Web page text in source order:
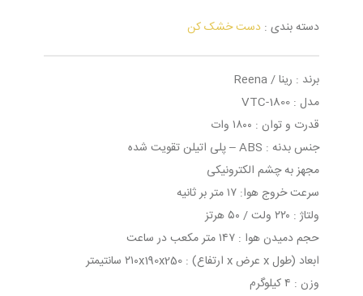
دسته بندی : دست خشک کن
برند : رینا / Reena
مدل : VTC-1800
قدرت و توان : ۱۸۰۰ وات
جنس بدنه : ABS – پلی اتیلن تقویت شده
مجهز به چشم الکترونیکی
سرعت خروج هوا: ۱۷ متر بر ثانیه
ولتاژ : ۲۲۰ ولت / ۵۰ هرتز
حجم دمیدن هوا : ۱۴۷ متر مکعب در ساعت
ابعاد (طول x عرض x ارتفاع) : ۲۱۰x190x250 سانتیمتر
وزن : ۴ کیلوگرم